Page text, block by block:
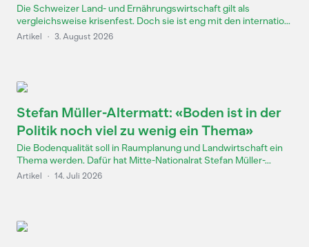
Die Schweizer Land- und Ernährungswirtschaft gilt als
vergleichsweise krisenfest. Doch sie ist eng mit den internatio...
Artikel · 3. August 2026
Stefan Müller-Altermatt: «Boden ist in der
Politik noch viel zu wenig ein Thema»
Die Bodenqualität soll in Raumplanung und Landwirtschaft ein
Thema werden. Dafür hat Mitte-Nationalrat Stefan Müller-...
Artikel · 14. Juli 2026